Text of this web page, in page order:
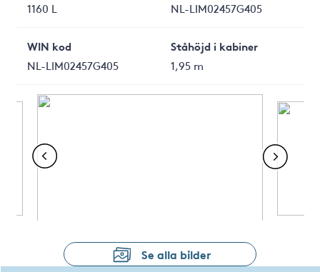
1160 L
NL-LIM02457G405
WIN kod
NL-LIM02457G405
Ståhöjd i kabiner
1,95 m
Se alla bilder